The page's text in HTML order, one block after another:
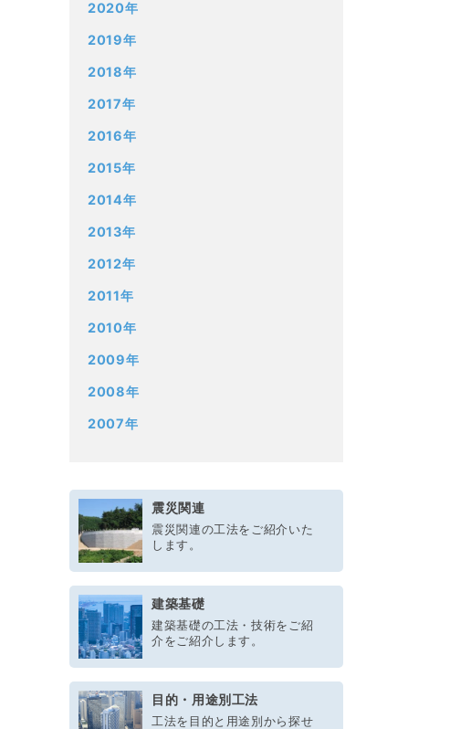
2020年
2019年
2018年
2017年
2016年
2015年
2014年
2013年
2012年
2011年
2010年
2009年
2008年
2007年
震災関連
震災関連の工法をご紹介いた
します。
建築基礎
建築基礎の工法・技術をご紹
介をご紹介します。
目的・用途別工法
工法を目的と用途別から探せ